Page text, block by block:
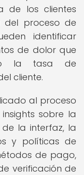
de los clientes
proceso de
identificar
de dolor que
la tasa de
cliente.
al proceso
sobre la
la interfaz, la
y políticas de
de pago,
verificación de